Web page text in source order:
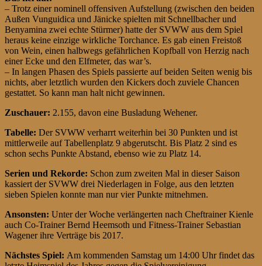
– Trotz einer nominell offensiven Aufstellung (zwischen den beiden
Außen Vunguidica und Jänicke spielten mit Schnellbacher und
Benyamina zwei echte Stürmer) hatte der SVWW aus dem Spiel
heraus keine einzige wirkliche Torchance. Es gab einen Freistoß
von Wein, einen halbwegs gefährlichen Kopfball von Herzig nach
einer Ecke und den Elfmeter, das war’s.
– In langen Phasen des Spiels passierte auf beiden Seiten wenig bis
nichts, aber letztlich wurden den Kickers doch zuviele Chancen
gestattet. So kann man halt nicht gewinnen.
Zuschauer: 2.155, davon eine Busladung Wehener.
Tabelle: Der SVWW verharrt weiterhin bei 30 Punkten und ist
mittlerweile auf Tabellenplatz 9 abgerutscht. Bis Platz 2 sind es
schon sechs Punkte Abstand, ebenso wie zu Platz 14.
Serien und Rekorde: Schon zum zweiten Mal in dieser Saison
kassiert der SVWW drei Niederlagen in Folge, aus den letzten
sieben Spielen konnte man nur vier Punkte mitnehmen.
Ansonsten: Unter der Woche verlängerten nach Cheftrainer Kienle
auch Co-Trainer Bernd Heemsoth und Fitness-Trainer Sebastian
Wagener ihre Verträge bis 2017.
Nächstes Spiel: Am kommenden Samstag um 14:00 Uhr findet das